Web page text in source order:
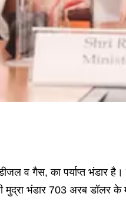
व गैस, का पर्याप्त भंडार
भंडार 703 अरब डॉलर के